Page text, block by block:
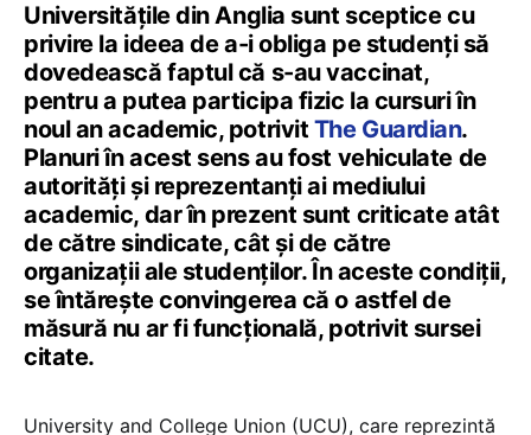
Universitățile din Anglia sunt sceptice cu
privire la ideea de a-i obliga pe studenți să
dovedească faptul că s-au vaccinat,
pentru a putea participa fizic la cursuri în
noul an academic, potrivit The Guardian.
Planuri în acest sens au fost vehiculate de
autorități și reprezentanți ai mediului
academic, dar în prezent sunt criticate atât
de către sindicate, cât și de către
organizații ale studenților. În aceste condiții,
se întărește convingerea că o astfel de
măsură nu ar fi funcțională, potrivit sursei
citate.
University and College Union (UCU), care reprezintă